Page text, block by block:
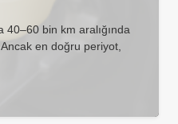
40–60 bin km aralığında
en doğru periyot,